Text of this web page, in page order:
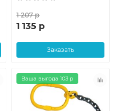
1 207 р
1 135 р
Заказать
Ваша выгода 103 р